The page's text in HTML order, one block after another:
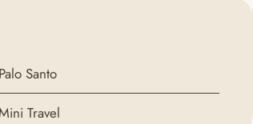
Palo Santo
Travel